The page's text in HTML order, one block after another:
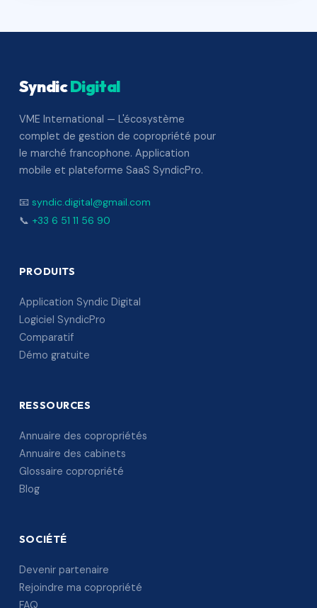
SyndicDigital
VME International — L'écosystème
complet de gestion de copropriété pour
le marché francophone. Application
mobile et plateforme SaaS SyndicPro.
📧 syndic.digital@gmail.com
📞 +33 6 51 11 56 90
PRODUITS
Application Syndic Digital
Logiciel SyndicPro
Comparatif
Démo gratuite
RESSOURCES
Annuaire des copropriétés
Annuaire des cabinets
Glossaire copropriété
Blog
SOCIÉTÉ
Devenir partenaire
Rejoindre ma copropriété
FAQ